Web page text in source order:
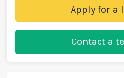
Apply for a
Contact a